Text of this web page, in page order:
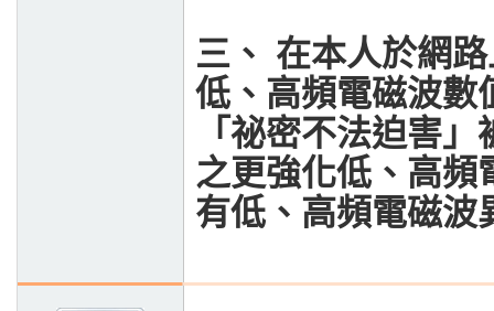
三、 在本人於網
低、高頻電磁波數
「祕密不法迫害
之更強化低、高頻
有低、高頻電磁波